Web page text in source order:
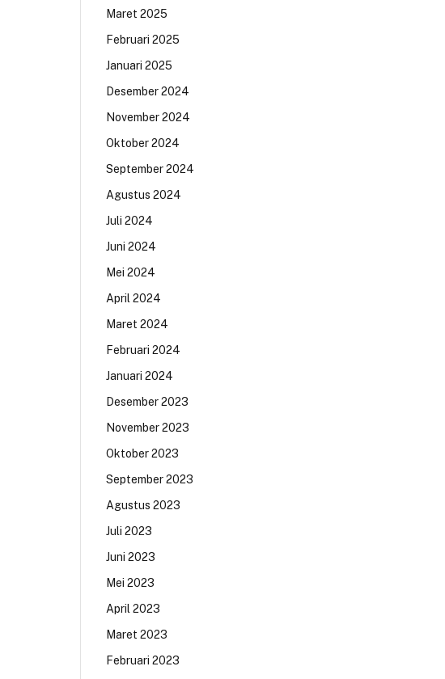
Maret 2025
Februari 2025
Januari 2025
Desember 2024
November 2024
Oktober 2024
September 2024
Agustus 2024
Juli 2024
Juni 2024
Mei 2024
April 2024
Maret 2024
Februari 2024
Januari 2024
Desember 2023
November 2023
Oktober 2023
September 2023
Agustus 2023
Juli 2023
Juni 2023
Mei 2023
April 2023
Maret 2023
Februari 2023